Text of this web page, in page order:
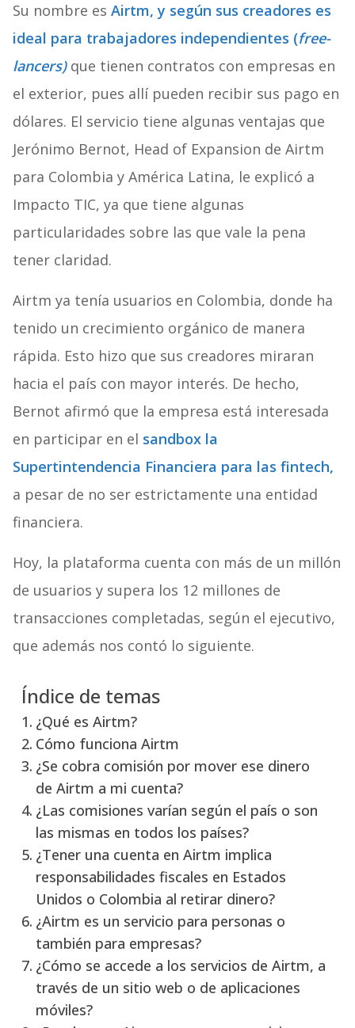
Su nombre es Airtm, y según sus creadores es
ideal para trabajadores independientes (free-
lancers)que tienen contratos con empresas en
el exterior, pues allí pueden recibir sus pago en
dólares. El servicio tiene algunas ventajas que
Jerónimo Bernot, Head of Expansion de Airtm
para Colombia y América Latina, le explicó a
Impacto TIC, ya que tiene algunas
particularidades sobre las que vale la pena
tener claridad.
Airtm ya tenía usuarios en Colombia, donde ha
tenido un crecimiento orgánico de manera
rápida. Esto hizo que sus creadores miraran
hacia el país con mayor interés. De hecho,
Bernot afirmó que la empresa está interesada
en participar en el sandbox la
Supertintendencia Financiera para las fintech,
a pesar de no ser estrictamente una entidad
financiera.
Hoy, la plataforma cuenta con más de un millón
de usuarios y supera los 12 millones de
transacciones completadas, según el ejecutivo,
que además nos contó lo siguiente.
Índice de temas
¿Qué es Airtm?
Cómo funciona Airtm
¿Se cobra comisión por mover ese dinero
de Airtm a mi cuenta?
¿Las comisiones varían según el país o son
las mismas en todos los países?
¿Tener una cuenta en Airtm implica
responsabilidades fiscales en Estados
Unidos o Colombia al retirar dinero?
¿Airtm es un servicio para personas o
también para empresas?
¿Cómo se accede a los servicios de Airtm, a
través de un sitio web o de aplicaciones
móviles?